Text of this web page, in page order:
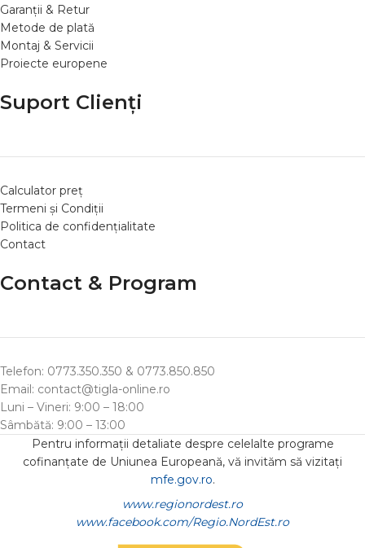
Garanții & Retur
Metode de plată
Montaj & Servicii
Proiecte europene
Suport Clienți
Calculator preț
Termeni și Condiții
Politica de confidențialitate
Contact
Contact & Program
Telefon: 0773.350.350 & 0773.850.850
Email: contact@tigla-online.ro
Luni – Vineri: 9:00 – 18:00
Sâmbătă: 9:00 – 13:00
Pentru informații detaliate despre celelalte programe
cofinanțate de Uniunea Europeană, vă invităm să vizitați
mfe.gov.ro.
www.regionordest.ro
www.facebook.com/Regio.NordEst.ro